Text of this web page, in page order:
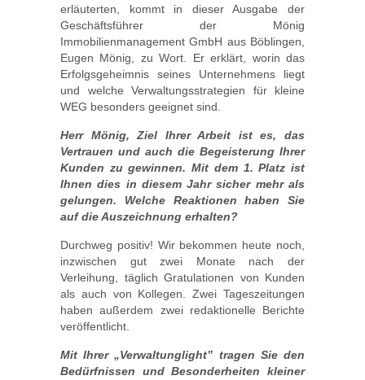
erläuterten, kommt in dieser Ausgabe der
Geschäftsführer der Mönig
Immobilienmanagement GmbH aus Böblingen,
Eugen Mönig, zu Wort. Er erklärt, worin das
Erfolgsgeheimnis seines Unternehmens liegt
und welche Verwaltungsstrategien für kleine
WEG besonders geeignet sind.
Herr Mönig, Ziel Ihrer Arbeit ist es, das
Vertrauen und auch die Begeisterung Ihrer
Kunden zu gewinnen. Mit dem 1. Platz ist
Ihnen dies in diesem Jahr sicher mehr als
gelungen. Welche Reaktionen haben Sie
auf die Auszeichnung erhalten?
Durchweg positiv! Wir bekommen heute noch,
inzwischen gut zwei Monate nach der
Verleihung, täglich Gratulationen von Kunden
als auch von Kollegen. Zwei Tageszeitungen
haben außerdem zwei redaktionelle Berichte
veröffentlicht.
Mit Ihrer „Verwaltunglight” tragen Sie den
Bedürfnissen und Besonderheiten kleiner